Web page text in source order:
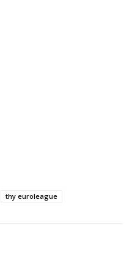
thy euroleague